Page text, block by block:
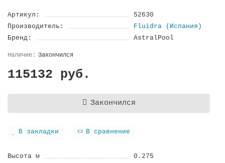
Артикул:
52630
Производитель:
Fluidra (Испания)
Бренд:
AstralPool
Закончился
115132 руб.
Закончился
В закладки В сравнение
Высота м
0.275